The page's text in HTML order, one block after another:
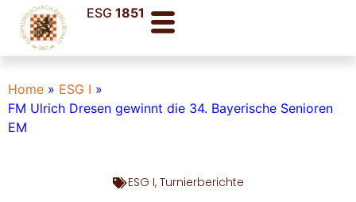
ESG1851
Home » ESG I »
FM Ulrich Dresen gewinnt die 34. Bayerische Senioren
EM
ESG I, Turnierberichte